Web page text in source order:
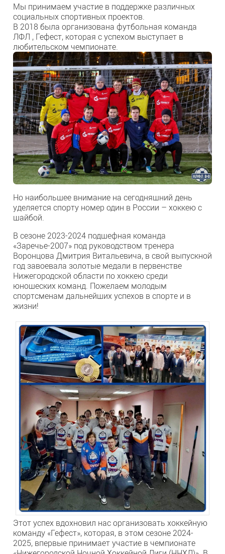
Мы принимаем участие в поддержке различных
социальных спортивных проектов.
В 2018 была организована футбольная команда
ЛФЛ , Гефест, которая с успехом выступает в
любительском чемпионате.
Но наибольшее внимание на сегодняшний день
уделяется спорту номер один в России – хоккею с
шайбой.
В сезоне 2023-2024 подшефная команда
«Заречье-2007» под руководством тренера
Воронцова Дмитрия Витальевича, в свой выпускной
год завоевала золотые медали в первенстве
Нижегородской области по хоккею среди
юношеских команд. Пожелаем молодым
спортсменам дальнейших успехов в спорте и в
жизни!
Этот успех вдохновил нас организовать хоккейную
команду «Гефест», которая, в этом сезоне 2024-
2025, впервые принимает участие в чемпионате